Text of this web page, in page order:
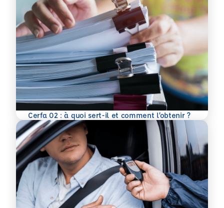
Cerfa 02 : à quoi sert-il et comment l’obtenir ?
En savoir plus